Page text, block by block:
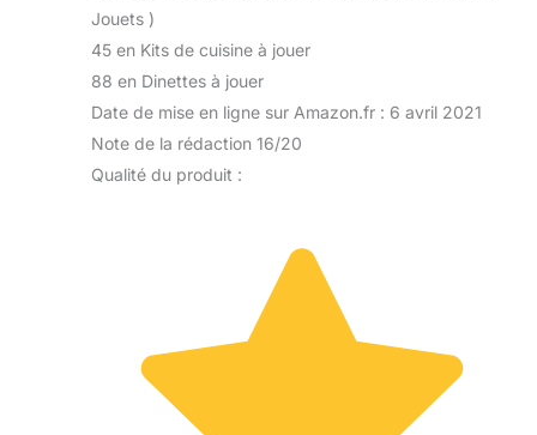
Jouets )
45 en Kits de cuisine à jouer
88 en Dinettes à jouer
Date de mise en ligne sur Amazon.fr : 6 avril 2021
Note de la rédaction 16/20
Qualité du produit :